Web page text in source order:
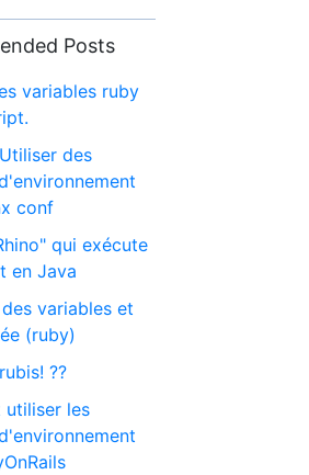
Posts
variables ruby
des
conf
qui exécute
en Java
variables et
(ruby)
??
utiliser les